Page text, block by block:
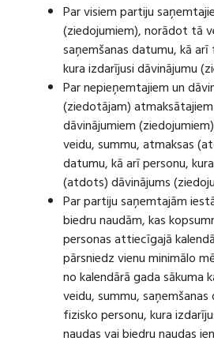
Par visiem partiju
(ziedojumiem), norādot tā
saņemšanas datumu, kā
kura izdarījusi dāvinājumu
Par nepieņemtajiem un
(ziedotājam)
dāvinājumiem
veidu, summu, atmaksas
datumu, kā arī personu,
(atdots) dāvinājums
Par partiju saņemtajām
biedru naudām, kas
personas attiecīgajā
pārsniedz vienu minimālo
no kalendārā gada sākuma
veidu, summu,
fizisko personu, kura
naudas vai biedru naudas